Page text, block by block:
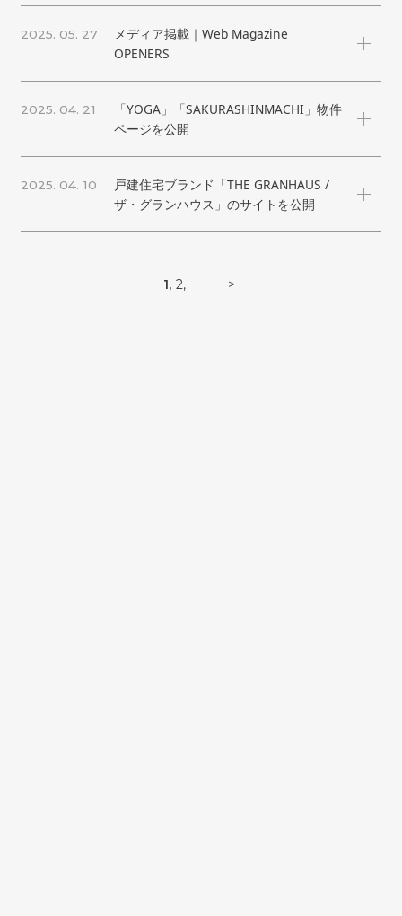
2025. 05. 27
メディア掲載｜Web Magazine
OPENERS
2025. 04. 21
「YOGA」「SAKURASHINMACHI」物件
ページを公開
2025. 04. 10
戸建住宅ブランド「THE GRANHAUS /
ザ・グランハウス」のサイトを公開
1 2 >